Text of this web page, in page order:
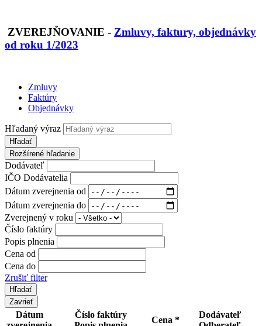
ZVEREJŇOVANIE - Zmluvy, faktury, objednávky
od roku 1/2023
Zmluvy
Faktúry
Objednávky
Hľadaný výraz
Hľadať
Rozšírené hľadanie
Dodávateľ
IČO Dodávatelia
Dátum zverejnenia od
Dátum zverejnenia do
Zverejnený v roku
Číslo faktúry
Popis plnenia
Cena od
Cena do
Zrušiť filter
Zavrieť
Dátum
Číslo faktúry
Cena *
Dodávateľ